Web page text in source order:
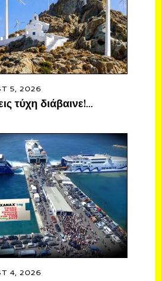
5, 2026
τύχη διάβαινε!…
4, 2026